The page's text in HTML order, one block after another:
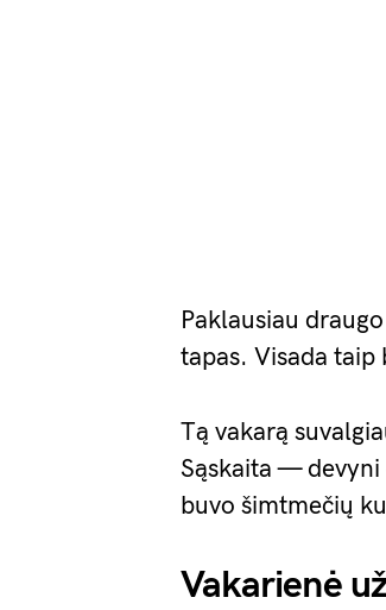
Paklausiau
tapas. Visada taip
Tą vakarą
Sąskaita — devyni
buvo šimtmečių
Vakarienė